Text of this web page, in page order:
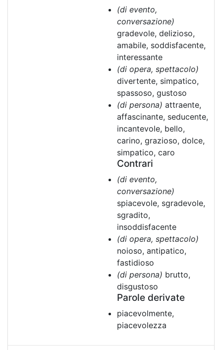
(di evento,
conversazione)
gradevole, delizioso,
amabile, soddisfacente,
interessante
(di opera, spettacolo)
divertente, simpatico,
spassoso, gustoso
(di persona) attraente,
affascinante, seducente,
incantevole, bello,
carino, grazioso, dolce,
simpatico, caro
Contrari
(di evento,
conversazione)
spiacevole, sgradevole,
sgradito,
insoddisfacente
(di opera, spettacolo)
noioso, antipatico,
fastidioso
(di persona) brutto,
disgustoso
Parole derivate
piacevolmente,
piacevolezza